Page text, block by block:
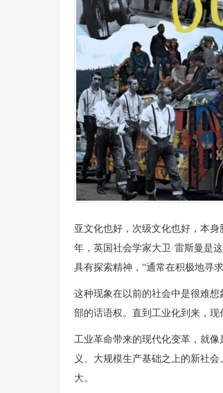
亚文化也好，次级文化也好，本
年，英国社会学家大卫·雷斯曼是
具有探索精神，“通常在积极地寻
这种现象在以前的社会中是很难
部的话语权。直到工业化到来，现
工业革命带来的现代化变革，就
义、大规模生产基础之上的新社
大。